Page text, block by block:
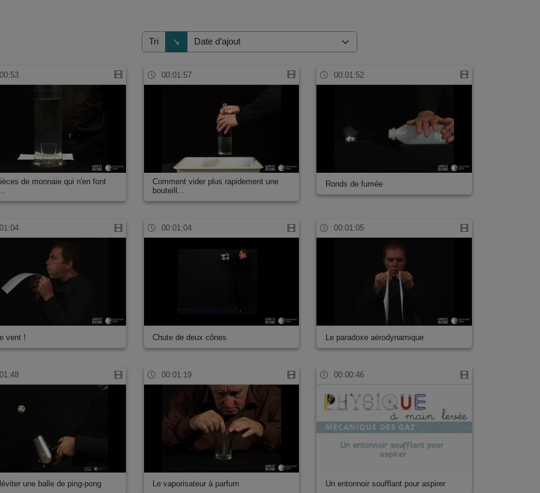
Tri ↘
Direction de tri
de monnaie qui n'en font
00:01:57
Comment vider plus rapidement une
bouteill…
00:01:52
Ronds de fumée
vent !
00:01:04
Chute de deux cônes
00:01:05
Le paradoxe aérodynamique
une balle de ping-pong
00:01:19
Le vaporisateur à parfum
00:00:46
Un entonnoir soufflant pour aspirer